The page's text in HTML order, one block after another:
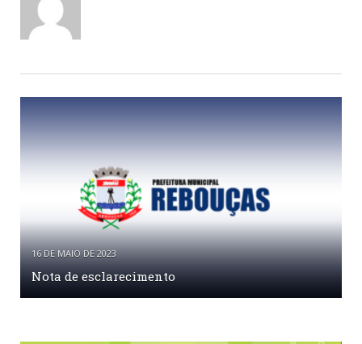
16 DE MAIO DE 2023
Nota de esclarecimento